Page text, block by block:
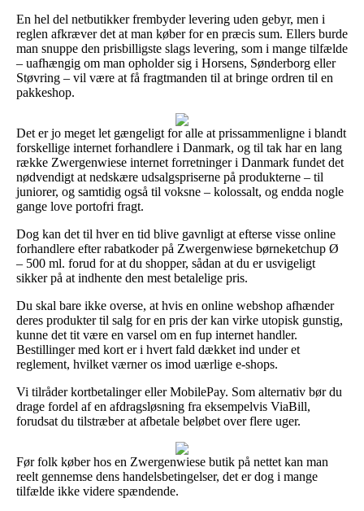
En hel del netbutikker frembyder levering uden gebyr, men i
reglen afkræver det at man køber for en præcis sum. Ellers burde
man snuppe den prisbilligste slags levering, som i mange tilfælde
– uafhængig om man opholder sig i Horsens, Sønderborg eller
Støvring – vil være at få fragtmanden til at bringe ordren til en
pakkeshop.
Det er jo meget let gængeligt for alle at prissammenligne i blandt
forskellige internet forhandlere i Danmark, og til tak har en lang
række Zwergenwiese internet forretninger i Danmark fundet det
nødvendigt at nedskære udsalgspriserne på produkterne – til
juniorer, og samtidig også til voksne – kolossalt, og endda nogle
gange love portofri fragt.
Dog kan det til hver en tid blive gavnligt at efterse visse online
forhandlere efter rabatkoder på Zwergenwiese børneketchup Ø
– 500 ml. forud for at du shopper, sådan at du er usvigeligt
sikker på at indhente den mest betalelige pris.
Du skal bare ikke overse, at hvis en online webshop afhænder
deres produkter til salg for en pris der kan virke utopisk gunstig,
kunne det tit være en varsel om en fup internet handler.
Bestillinger med kort er i hvert fald dækket ind under et
reglement, hvilket værner os imod uærlige e-shops.
Vi tilråder kortbetalinger eller MobilePay. Som alternativ bør du
drage fordel af en afdragsløsning fra eksempelvis ViaBill,
forudsat du tilstræber at afbetale beløbet over flere uger.
Før folk køber hos en Zwergenwiese butik på nettet kan man
reelt gennemse dens handelsbetingelser, det er dog i mange
tilfælde ikke videre spændende.